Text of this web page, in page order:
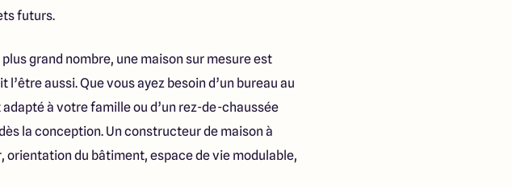
futurs.
grand nombre, une maison sur mesure est
aussi. Que vous ayez besoin d’un bureau au
à votre famille ou d’un rez-de-chaussée
la conception. Un constructeur de maison à
du bâtiment, espace de vie modulable,